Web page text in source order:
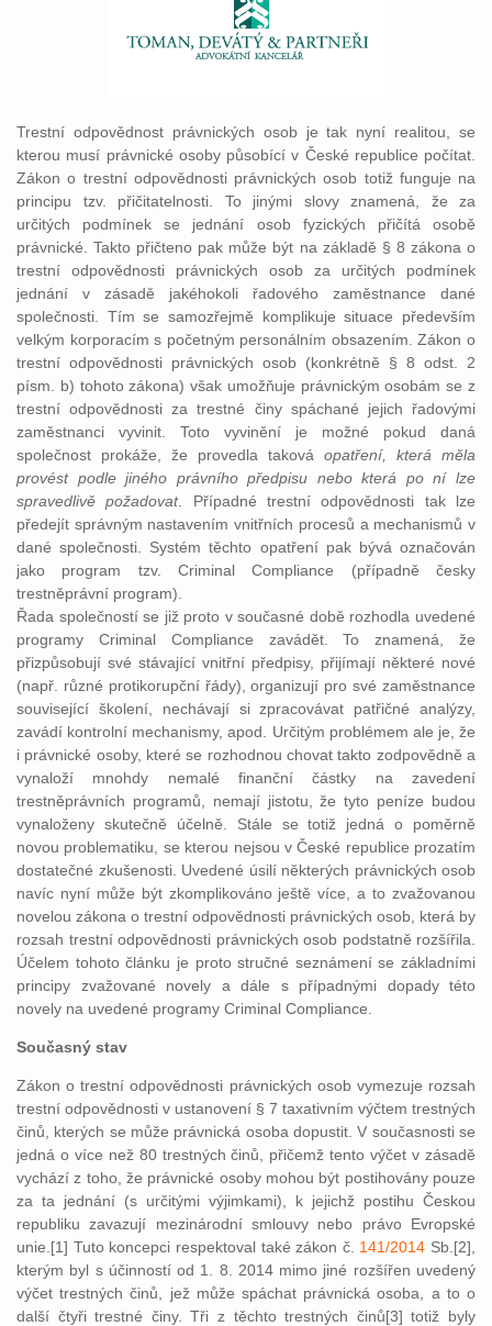
Trestní odpovědnost právnických osob je tak nyní realitou, se
kterou musí právnické osoby působící v České republice počítat.
Zákon o trestní odpovědnosti právnických osob totiž funguje na
principu tzv. přičitatelnosti. To jinými slovy znamená, že za
určitých podmínek se jednání osob fyzických přičítá osobě
právnické. Takto přičteno pak může být na základě § 8 zákona o
trestní odpovědnosti právnických osob za určitých podmínek
jednání v zásadě jakéhokoli řadového zaměstnance dané
společnosti. Tím se samozřejmě komplikuje situace především
velkým korporacím s početným personálním obsazením. Zákon o
trestní odpovědnosti právnických osob (konkrétně § 8 odst. 2
písm. b) tohoto zákona) však umožňuje právnickým osobám se z
trestní odpovědnosti za trestné činy spáchané jejich řadovými
zaměstnanci vyvinit. Toto vyvinění je možné pokud daná
společnost prokáže, že provedla taková opatření, která měla
provést podle jiného právního předpisu nebo která po ní lze
spravedlivě požadovat. Případné trestní odpovědnosti tak lze
předejít správným nastavením vnitřních procesů a mechanismů v
dané společnosti. Systém těchto opatření pak bývá označován
jako program tzv. Criminal Compliance (případně česky
trestněprávní program).
Řada společností se již proto v současné době rozhodla uvedené
programy Criminal Compliance zavádět. To znamená, že
přizpůsobují své stávající vnitřní předpisy, přijímají některé nové
(např. různé protikorupční řády), organizují pro své zaměstnance
související školení, nechávají si zpracovávat patřičné analýzy,
zavádí kontrolní mechanismy, apod. Určitým problémem ale je, že
i právnické osoby, které se rozhodnou chovat takto zodpovědně a
vynaloží mnohdy nemalé finanční částky na zavedení
trestněprávních programů, nemají jistotu, že tyto peníze budou
vynaloženy skutečně účelně. Stále se totiž jedná o poměrně
novou problematiku, se kterou nejsou v České republice prozatím
dostatečné zkušenosti. Uvedené úsilí některých právnických osob
navíc nyní může být zkomplikováno ještě více, a to zvažovanou
novelou zákona o trestní odpovědnosti právnických osob, která by
rozsah trestní odpovědnosti právnických osob podstatně rozšířila.
Účelem tohoto článku je proto stručné seznámení se základními
principy zvažované novely a dále s případnými dopady této
novely na uvedené programy Criminal Compliance.
Současný stav
Zákon o trestní odpovědnosti právnických osob vymezuje rozsah
trestní odpovědnosti v ustanovení § 7 taxativním výčtem trestných
činů, kterých se může právnická osoba dopustit. V současnosti se
jedná o více než 80 trestných činů, přičemž tento výčet v zásadě
vychází z toho, že právnické osoby mohou být postihovány pouze
za ta jednání (s určitými výjimkami), k jejichž postihu Českou
republiku zavazují mezinárodní smlouvy nebo právo Evropské
unie.[1] Tuto koncepci respektoval také zákon č. 141/2014 Sb.[2],
kterým byl s účinností od 1. 8. 2014 mimo jiné rozšířen uvedený
výčet trestných činů, jež může spáchat právnická osoba, a to o
další čtyři trestné činy. Tři z těchto trestných činů[3] totiž byly